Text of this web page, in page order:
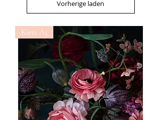
Vorherige laden
Karte A5